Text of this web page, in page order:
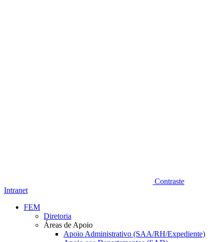
Contraste
Intranet
FEM
Diretoria
Áreas de Apoio
Apoio Administrativo (SAA/RH/Expediente)